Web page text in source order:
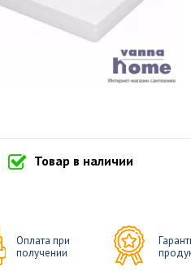
Товар в наличии
Оплата при
получении